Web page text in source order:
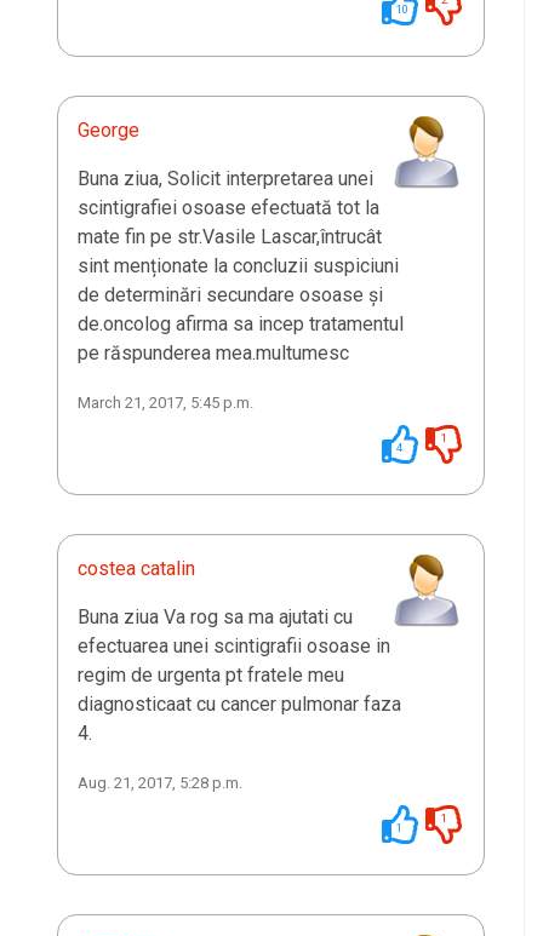
10
George
Buna ziua, Solicit interpretarea unei
scintigrafiei osoase efectuată tot la
mate fin pe str.Vasile Lascar,întrucât
sint menționate la concluzii suspiciuni
de determinări secundare osoase și
de.oncolog afirma sa incep tratamentul
pe răspunderea mea.multumesc
March 21, 2017, 5:45 p.m.
4
1
costea catalin
Buna ziua Va rog sa ma ajutati cu
efectuarea unei scintigrafii osoase in
regim de urgenta pt fratele meu
diagnosticaat cu cancer pulmonar faza
4.
Aug. 21, 2017, 5:28 p.m.
1
1